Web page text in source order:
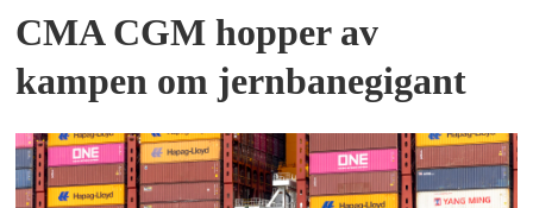
CMA CGM hopper av
kampen om jernbanegigant